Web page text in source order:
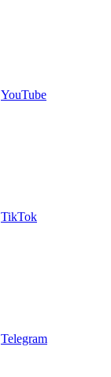
YouTube
TikTok
Telegram